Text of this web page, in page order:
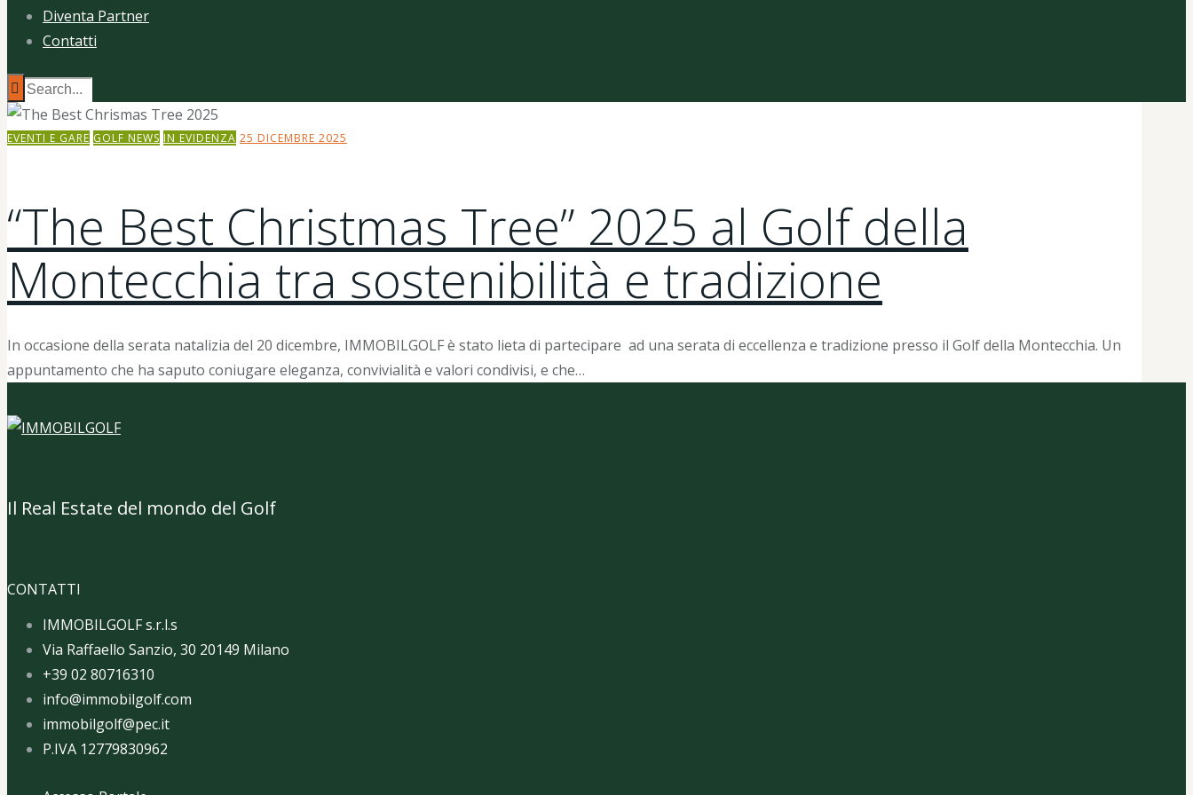
Diventa Partner
Contatti
EVENTI E GARE GOLF NEWS IN EVIDENZA 25 DICEMBRE 2025
“The Best Christmas Tree” 2025 al Golf della
Montecchia tra sostenibilità e tradizione
In occasione della serata natalizia del 20 dicembre, IMMOBILGOLF è stato lieta di partecipare ad una serata di eccellenza e tradizione presso il Golf della Montecchia. Un
appuntamento che ha saputo coniugare eleganza, convivialità e valori condivisi, e che…
Il Real Estate del mondo del Golf
CONTATTI
IMMOBILGOLF s.r.l.s
Via Raffaello Sanzio, 30 20149 Milano
+39 02 80716310
info@immobilgolf.com
immobilgolf@pec.it
P.IVA 12779830962